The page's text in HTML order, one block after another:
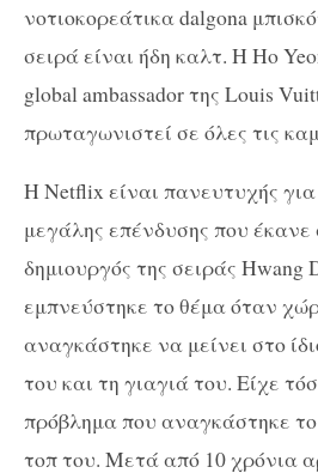
νοτιοκορεάτικα dalgona
σειρά είναι ήδη καλτ. H Ho
global ambassador της Louis
πρωταγωνιστεί σε όλες τις
H Netflix είναι πανευτυχής
μεγάλης επένδυσης που
δημιουργός της σειράς Hwang
εμπνεύστηκε το θέμα όταν
αναγκάστηκε να μείνει στο
του και τη γιαγιά του. Είχε
πρόβλημα που αναγκάστηκε
τοπ του. Μετά από 10 χρόνια